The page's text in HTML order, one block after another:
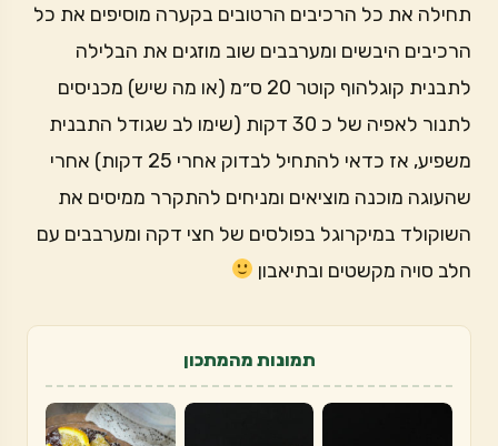
תחילה את כל הרכיבים הרטובים בקערה מוסיפים את כל
הרכיבים היבשים ומערבבים שוב מוזגים את הבלילה
לתבנית קוגלהוף קוטר 20 ס״מ (או מה שיש) מכניסים
לתנור לאפיה של כ 30 דקות (שימו לב שגודל התבנית
משפיע, אז כדאי להתחיל לבדוק אחרי 25 דקות) אחרי
שהעוגה מוכנה מוציאים ומניחים להתקרר ממיסים את
השוקולד במיקרוגל בפולסים של חצי דקה ומערבבים עם
חלב סויה מקשטים ובתיאבון
תמונות מהמתכון